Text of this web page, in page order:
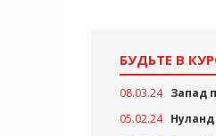
БУДЬТЕ В
08.03.24 Запад
05.02.24